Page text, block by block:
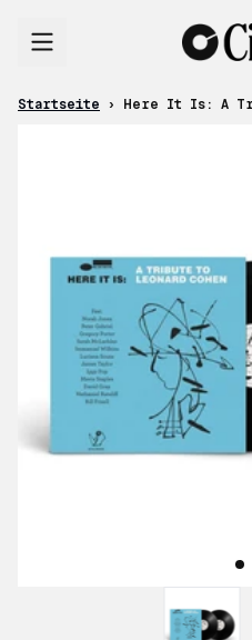
Startseite › Here It Is: A
vorheriges